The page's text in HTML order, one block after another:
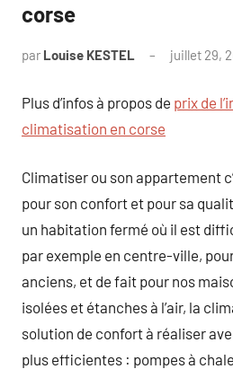
corse
par Louise KESTEL juillet 29,
Plus d’infos à propos de prix de
climatisation en corse
Climatiser ou son appartement
pour son confort et pour sa
un habitation fermé où il est
par exemple en centre-ville,
anciens, et de fait pour nos
isolées et étanches à l’air, la
solution de confort à réaliser
plus efficientes : pompes à